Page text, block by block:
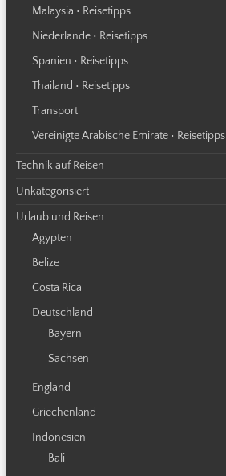
Malaysia • Reisetipps
Niederlande • Reisetipps
Spanien • Reisetipps
Thailand • Reisetipps
Transport
Vereinigte Arabische Emirate • Reisetipps
Technik auf Reisen
Unkategorisiert
Urlaub und Reisen
Ägypten
Belize
Costa Rica
Deutschland
Bayern
Sachsen
England
Griechenland
Indonesien
Bali